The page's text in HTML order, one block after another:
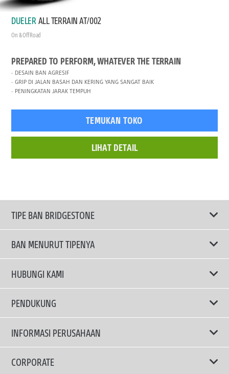
DUELER ALL TERRAIN AT/002
On & Off Road
PREPARED TO PERFORM, WHATEVER THE TERRAIN
DESAIN BAN AGRESIF
GRIP DI JALAN BASAH DAN KERING YANG SANGAT BAIK
PENINGKATAN JARAK TEMPUH
TEMUKAN TOKO
LIHAT DETAIL
TIPE BAN BRIDGESTONE
TRUCKS & BUSES TYRES
BAN MENURUT TIPENYA
Ban ENLITEN
Ban Performa
Ban Touring
Ban Hemat Bahan Bakar
HUBUNGI KAMI
Email Kami
PENDUKUNG
Privacy Policy
Terms Of Use
INFORMASI PERUSAHAAN
Mengapa Bridgestone?
CORPORATE